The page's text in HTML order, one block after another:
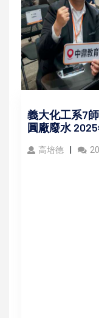
義大化工系7
圓廠廢水
高培德